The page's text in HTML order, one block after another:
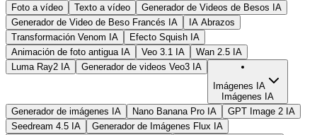
Foto a vídeo Texto a vídeo
Generador de Videos de Besos IA
Generador de Video de Beso Francés IA
IA Abrazos
Transformación Venom IA
Efecto Squish IA
Animación de foto antigua IA
Veo 3.1 IA
Wan 2.5 IA
Luma Ray2 IA
Generador de videos Veo3 IA
Imágenes IA
Imágenes IA
Generador de imágenes IA
Nano Banana Pro IA
GPT Image 2 IA
Seedream 4.5 IA
Generador de Imágenes Flux IA